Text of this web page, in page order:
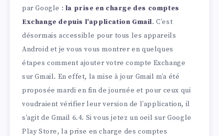
par Google : la prise en charge des comptes
Exchange depuis l’application Gmail. C’est
désormais accessible pour tous les appareils
Android et je vous vous montrer en quelques
étapes comment ajouter votre compte Exchange
sur Gmail. En effet, la mise à jour Gmail m’a été
proposée mardi en fin de journée et pour ceux qui
voudraient vérifier leur version de l’application, il
s’agit de Gmail 6.4. Si vous jetez un oeil sur Google
Play Store, la prise en charge des comptes